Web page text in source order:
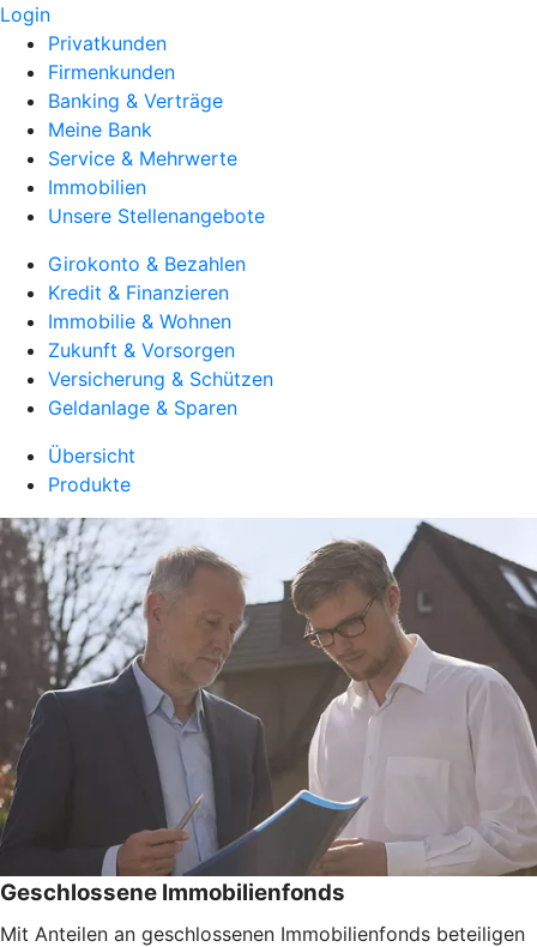
Login
Privatkunden
Firmenkunden
Banking & Verträge
Meine Bank
Service & Mehrwerte
Immobilien
Unsere Stellenangebote
Girokonto & Bezahlen
Kredit & Finanzieren
Immobilie & Wohnen
Zukunft & Vorsorgen
Versicherung & Schützen
Geldanlage & Sparen
Übersicht
Produkte
Geschlossene Immobilienfonds
Mit Anteilen an geschlossenen Immobilienfonds beteiligen